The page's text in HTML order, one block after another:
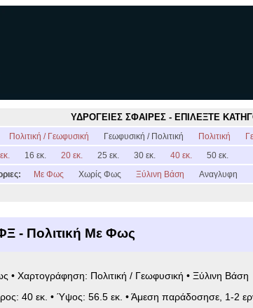
ΥΔΡΟΓΕΙΕΣ ΣΦΑΙΡΕΣ - ΕΠΙΛΕΞΤΕ
Πολιτική / Γεωφυσική Γεωφυσική / Πολιτική Πολιτική
16 εκ. 20 εκ. 25 εκ. 30 εκ. 40 εκ.
50 εκ.
Με Φως Χωρίς Φως Ξύλινη Βάση Αναγλυφη
- Πολιτική Με Φως
• Χαρτογράφηση: Πολιτική / Γεωφυσική • Ξύλινη Βάση
40 εκ. • Ύψος: 56.5 εκ. • Άμεση παράδοσησε, 1-2